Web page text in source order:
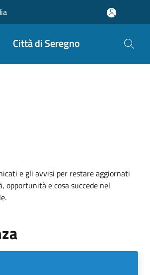
Città di Seregno
e gli avvisi per restare aggiornati
opportunità e cosa succede nel